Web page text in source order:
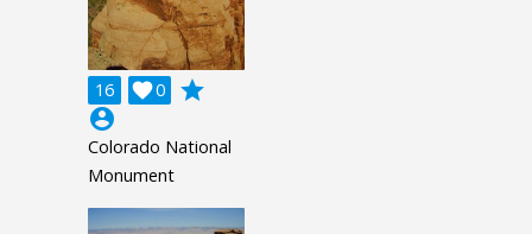
16 0

grade
account_circle
Colorado National
Monument